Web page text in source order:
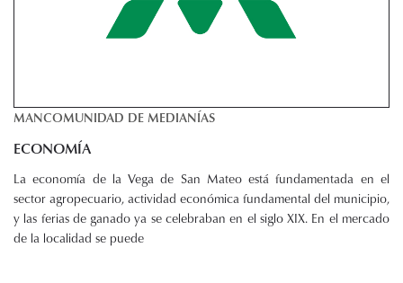
MANCOMUNIDAD DE MEDIANÍAS
ECONOMÍA
La economía de la Vega de San Mateo está fundamentada en el
sector agropecuario, actividad económica fundamental del municipio,
y las ferias de ganado ya se celebraban en el siglo XIX. En el mercado
de la localidad se puede